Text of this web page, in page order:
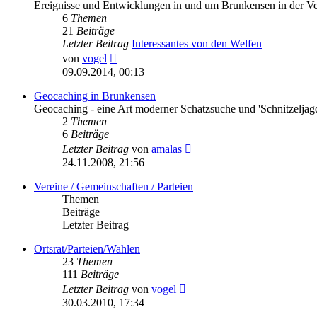
Ereignisse und Entwicklungen in und um Brunkensen in der
6 Themen
21 Beiträge
Letzter Beitrag Interessantes von den Welfen
von vogel
Beitrag
09.09.2014, 00:13
Geocaching in Brunkensen
Geocaching - eine Art moderner Schatzsuche und
2 Themen
6 Beiträge
Letzter Beitrag von amalas
24.11.2008, 21:56
Vereine / Gemeinschaften / Parteien
Themen
Beiträge
Letzter Beitrag
Ortsrat/Parteien/Wahlen
23 Themen
111 Beiträge
Letzter Beitrag von vogel
30.03.2010, 17:34